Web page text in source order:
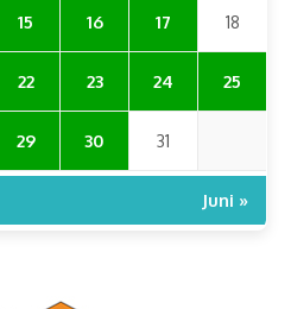
15 16 17 18
22 23 24 25
29 30 31
Juni »